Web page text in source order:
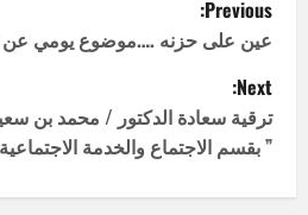
o
s
t
n
Previous:
عين على حزنه ….موضوع يومي عن
Next:
ترقية سعادة الدكتور / محمد بن
” بقسم الاجتماع والخدمة